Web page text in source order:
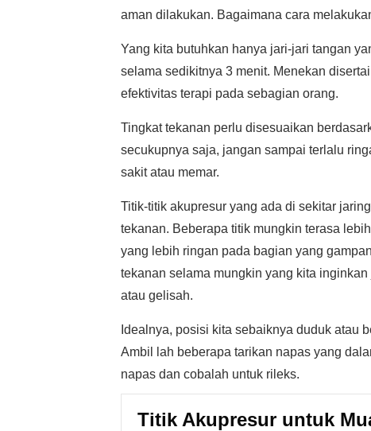
aman dilakukan. Bagaimana cara
Yang kita butuhkan hanya jari-jari tangan
selama sedikitnya 3 menit. Menekan
efektivitas terapi pada sebagian orang.
Tingkat tekanan perlu disesuaikan
secukupnya saja, jangan sampai terlalu
sakit atau memar.
Titik-titik akupresur yang ada di sekitar
tekanan. Beberapa titik mungkin terasa
yang lebih ringan pada bagian yang
tekanan selama mungkin yang kita
atau gelisah.
Idealnya, posisi kita sebaiknya duduk atau
Ambil lah beberapa tarikan napas yang
napas dan cobalah untuk rileks.
Titik Akupresur untuk